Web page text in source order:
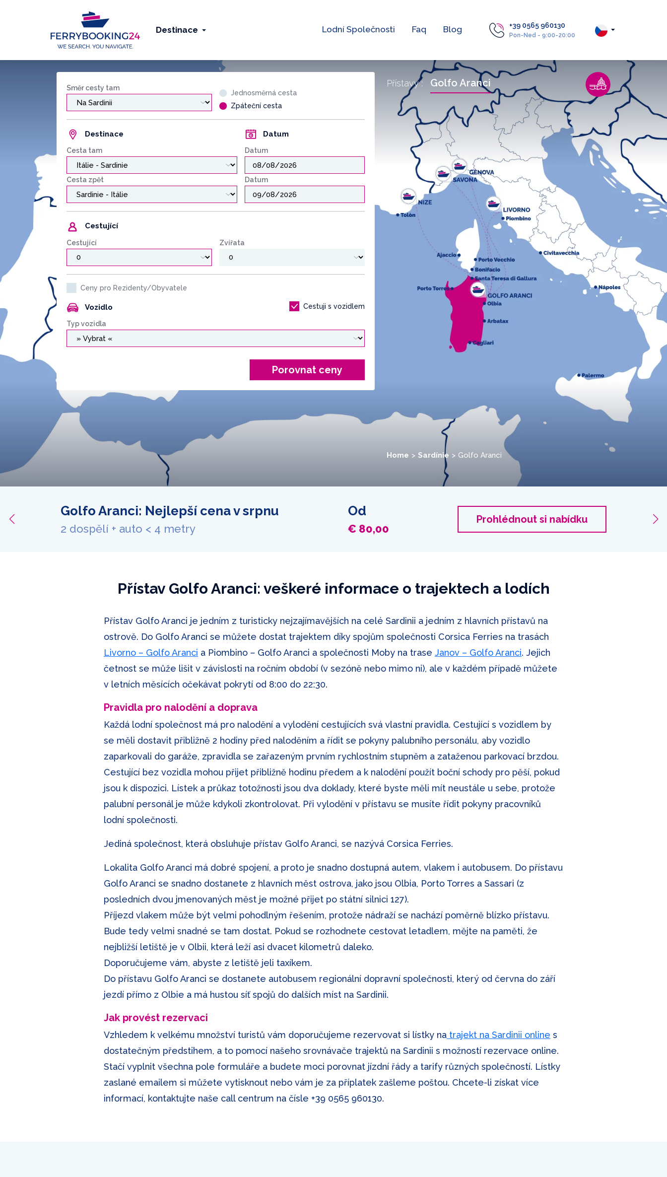
Destinace Lodní Společnosti Faq Blog +39 0565 960130
Pon-Ned - 9:00-20:00
Směr cesty tam
Jednosměrná cesta
Zpáteční cesta
Destinace
Cesta tam
Datum
Datum
Cesta zpět Datum
Cestující
Cestující Zvířata
Ceny pro Rezidenty/Obyvatele
Vozidlo Cestuji s vozidlem
Typ vozidla
Porovnat ceny
Přístavy : Golfo Aranci
Home Sardínie Golfo Aranci
Golfo Aranci: Nejlepší cena v srpnu
2 dospělí + auto < 4 metry
Od
€ 80,00
Prohlédnout si nabídku
2
Přístav Golfo Aranci: veškeré informace o trajektech a lodích
Přístav Golfo Aranci je jedním z turisticky nejzajímavějších na celé Sardinii a jedním z hlavních přístavů na
ostrově. Do Golfo Aranci se můžete dostat trajektem díky spojům společnosti Corsica Ferries na trasách
Livorno – Golfo Aranci a Piombino – Golfo Aranci a společnosti Moby na trase Janov – Golfo Aranci. Jejich
četnost se může lišit v závislosti na ročním období (v sezóně nebo mimo ni), ale v každém případě můžete
v letních měsících očekávat pokrytí od 8:00 do 22:30.
Pravidla pro nalodění a doprava
Každá lodní společnost má pro nalodění a vylodění cestujících svá vlastní pravidla. Cestující s vozidlem by
se měli dostavit přibližně 2 hodiny před naloděním a řídit se pokyny palubního personálu, aby vozidlo
zaparkovali do garáže, zpravidla se zařazeným prvním rychlostním stupněm a zataženou parkovací brzdou.
Cestující bez vozidla mohou přijet přibližně hodinu předem a k nalodění použít boční schody pro pěší, pokud
jsou k dispozici. Lístek a průkaz totožnosti jsou dva doklady, které byste měli mít neustále u sebe, protože
palubní personál je může kdykoli zkontrolovat. Při vylodění v přístavu se musíte řídit pokyny pracovníků
lodní společnosti.
Jediná společnost, která obsluhuje přístav Golfo Aranci, se nazývá Corsica Ferries.
Lokalita Golfo Aranci má dobré spojení, a proto je snadno dostupná autem, vlakem i autobusem. Do přístavu
Golfo Aranci se snadno dostanete z hlavních měst ostrova, jako jsou Olbia, Porto Torres a Sassari (z
posledních dvou jmenovaných měst je možné přijet po státní silnici 127).
Příjezd vlakem může být velmi pohodlným řešením, protože nádraží se nachází poměrně blízko přístavu.
Bude tedy velmi snadné se tam dostat. Pokud se rozhodnete cestovat letadlem, mějte na paměti, že
nejbližší letiště je v Olbii, která leží asi dvacet kilometrů daleko.
Doporučujeme vám, abyste z letiště jeli taxíkem.
Do přístavu Golfo Aranci se dostanete autobusem regionální dopravní společnosti, který od června do září
jezdí přímo z Olbie a má hustou síť spojů do dalších míst na Sardinii.
Jak provést rezervaci
Vzhledem k velkému množství turistů vám doporučujeme rezervovat si lístky na trajekt na Sardinii online s
dostatečným předstihem, a to pomocí našeho srovnávače trajektů na Sardinii s možností rezervace online.
Stačí vyplnit všechna pole formuláře a budete moci porovnat jízdní řády a tarify různých společností. Lístky
zaslané emailem si můžete vytisknout nebo vám je za příplatek zašleme poštou. Chcete-li získat více
informací, kontaktujte naše call centrum na čísle +39 0565 960130.